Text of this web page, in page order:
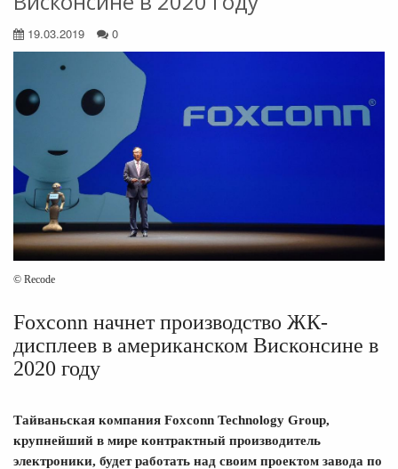
19.03.2019 0
© Recode
Foxconn начнет производство ЖК-
дисплеев в американском Висконсине в
2020 году
Тайваньская компания Foxconn Technology Group,
крупнейший в мире контрактный производитель
электроники, будет работать над своим проектом завода по